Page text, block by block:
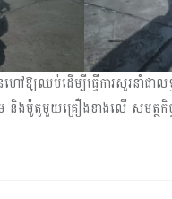
ានហៅឱ្យឈប់ដើម្បីធ្វើការសួរ
តូមួយគ្រឿងខាងលើ សមត្ថកិច្ចប